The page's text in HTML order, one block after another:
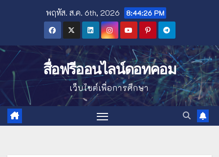
พฤหัส. ส.ค. 6th, 2026 8:44:27 PM
สื่อฟรีออนไลน์ดอทคอม
เว็บไซต์เพื่อการศึกษา